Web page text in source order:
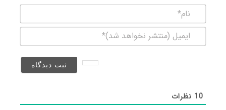
(منتشر
10 نظرات